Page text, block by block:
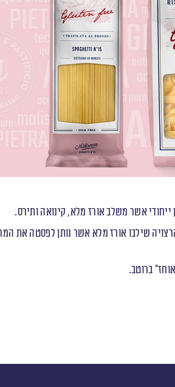
אשר משלב אורז מלא, קינואה ותירס.
שילבו אורז מלא אשר נותן לפסטה את
ברוטב.